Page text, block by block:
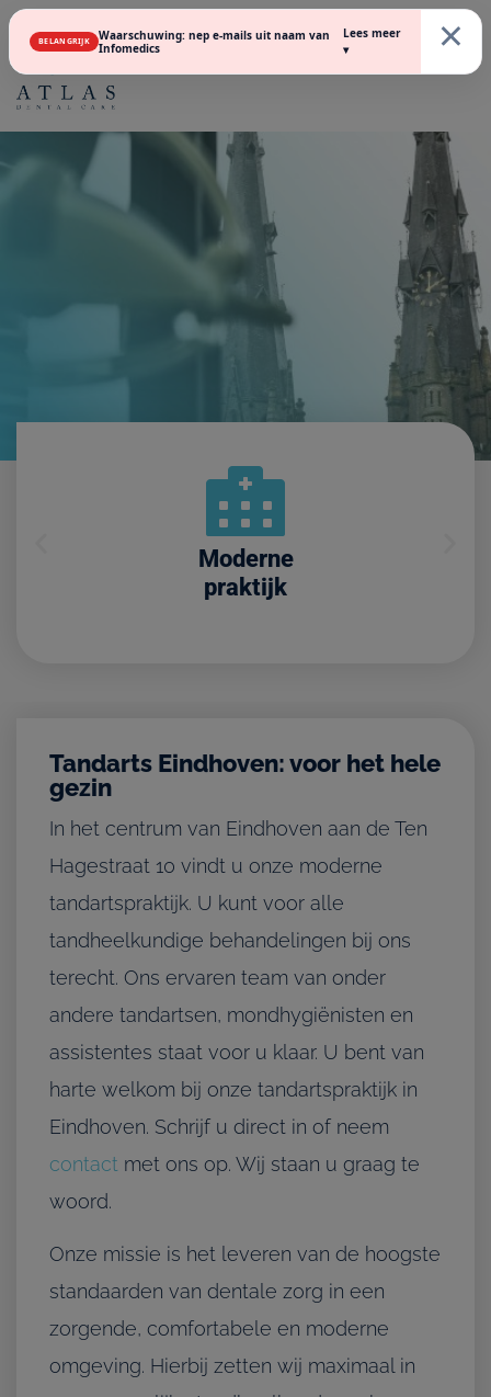
×
BELANGRIJK
Waarschuwing: nep e-mails uit naam van
Infomedics
Lees meer
▾
PERSOONLIJKE TANDHEELKUNDE OP HOOG NIVEAU
De beste zorg voor een stralende
glimlach
Moderne
praktijk
Tandarts Eindhoven: voor het hele
gezin
In het centrum van Eindhoven aan de Ten
Hagestraat 10 vindt u onze moderne
tandartspraktijk. U kunt voor alle
tandheelkundige behandelingen bij ons
terecht. Ons ervaren team van onder
andere tandartsen, mondhygiënisten en
assistentes staat voor u klaar. U bent van
harte welkom bij onze tandartspraktijk in
Eindhoven. Schrijf u direct in of neem
contact met ons op. Wij staan u graag te
woord.
Onze missie is het leveren van de hoogste
standaarden van dentale zorg in een
zorgende, comfortabele en moderne
omgeving. Hierbij zetten wij maximaal in